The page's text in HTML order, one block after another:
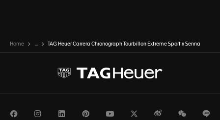
Home ... TAG Heuer Carrera Chronograph Tourbillon Extreme Sport x Senna
FacebookInstagramLinkedInPinterestYoutubeTwitterWeiboWeChat